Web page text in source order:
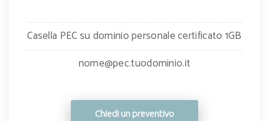
Casella PEC su dominio personale certificato 1GB
nome@pec.tuodominio.it
Chiedi un preventivo